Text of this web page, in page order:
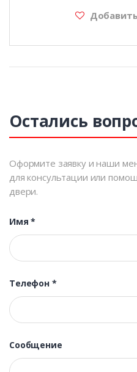
Остались
Оформите заявку и наши
для консультации или
двери.
Имя*
Телефон *
Сообщение